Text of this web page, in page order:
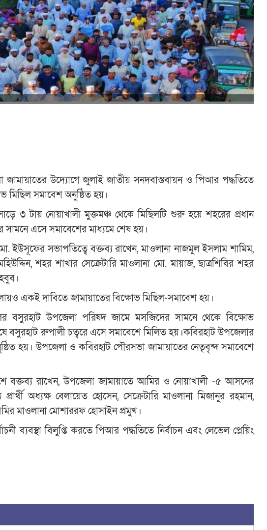
উদ্যোগে জুলাই জাতীয় সনদবাস্তবায়ন ও পিআর পদ্ধতিতে
মিছিল সমাবেশ অনুষ্ঠিত হয়।
৩ টায় নোয়াখালী মুক্তমঞ্চ থেকে মিছিলটি শুরু হয়ে শহরের প্রধান
সামনে এসে সমাবেশের মাধ্যমে শেষ হয়।
ইউসূফের সভাপতিত্বে বক্তব্য রাখেন, মাওলানা নাজমুল ইসলাম শামিম,
শহর শাখার সেক্রেটারি মাওলানা মো. মায়াজ, ছাত্রশিবির শহর
একই দাবিতে জামায়াতের বিক্ষোভ মিছিল-সমাবেশ হয়।
বসুরহাট উপজেলা পরিষদ জামে মসজিদের সামনে থেকে বিক্ষোভ
বসুরহাট রুপালী চত্বরে এসে সমাবেশে মিলিত হয়।কবিরহাট উপজেলার
হয়। উপজেলা ও কবিরহাট পৌরসভা জামায়াতের নেতৃবৃন্দ সমাবেশে
বক্তব্য রাখেন, উপজেলা জামায়াতে আমির ও নোয়াখালী -৫ আসনের
অধ্যক্ষ বেলায়েত হোসেন, সেক্রেটারি মাওলানা মিজানুর রহমান,
মাওলানা মোশাররফ হোসাইন প্রমুখ।
ব্যবস্থা বিলুপ্তি করতে পিআর পদ্ধতিতে নির্বাচন এবং লেভেল প্লেয়িং